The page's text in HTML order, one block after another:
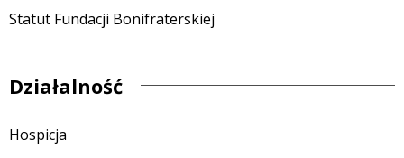
Statut Fundacji Bonifraterskiej
Działalność
Hospicja